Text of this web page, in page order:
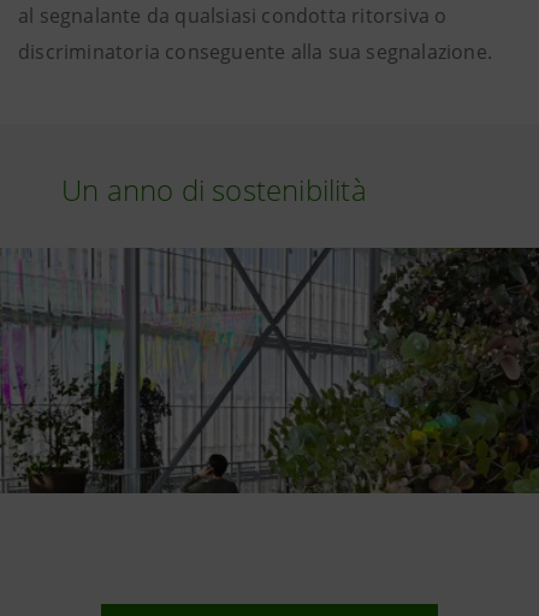
al segnalante da qualsiasi condotta ritorsiva o
discriminatoria conseguente alla sua segnalazione.
Un anno di sostenibilità